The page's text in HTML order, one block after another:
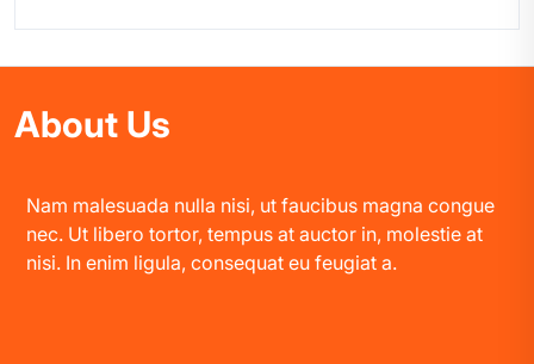
About Us
Nam malesuada nulla nisi, ut faucibus magna congue
nec. Ut libero tortor, tempus at auctor in, molestie at
nisi. In enim ligula, consequat eu feugiat a.